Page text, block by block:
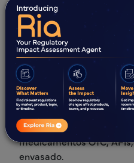
Experiencia en la
formas farmacéuticas y
terapéutica.
Experiencia en la gestión
productos, como
productos biológicos y
genéricos,
medicamentos
medicamentos OTC,
envasado.